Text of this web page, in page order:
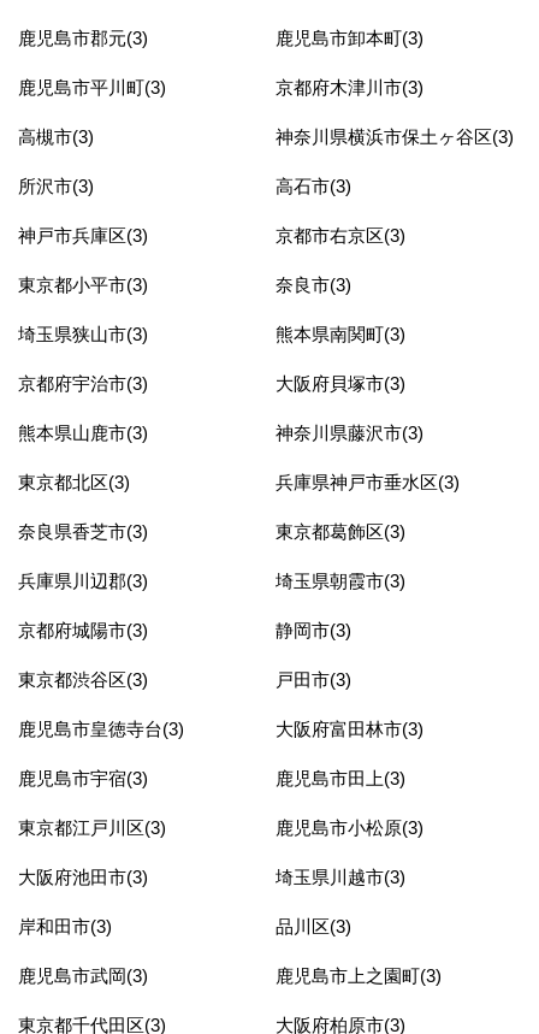
鹿児島市郡元(3) 鹿児島市卸本町(3)
鹿児島市平川町(3) 京都府木津川市(3)
高槻市(3) 神奈川県横浜市保土ヶ谷区(3)
所沢市(3) 高石市(3)
神戸市兵庫区(3) 京都市右京区(3)
東京都小平市(3) 奈良市(3)
埼玉県狭山市(3) 熊本県南関町(3)
京都府宇治市(3) 大阪府貝塚市(3)
熊本県山鹿市(3) 神奈川県藤沢市(3)
東京都北区(3) 兵庫県神戸市垂水区(3)
奈良県香芝市(3) 東京都葛飾区(3)
兵庫県川辺郡(3) 埼玉県朝霞市(3)
京都府城陽市(3) 静岡市(3)
東京都渋谷区(3) 戸田市(3)
鹿児島市皇徳寺台(3) 大阪府富田林市(3)
鹿児島市宇宿(3) 鹿児島市田上(3)
東京都江戸川区(3) 鹿児島市小松原(3)
大阪府池田市(3) 埼玉県川越市(3)
岸和田市(3) 品川区(3)
鹿児島市武岡(3) 鹿児島市上之園町(3)
東京都千代田区(3) 大阪府柏原市(3)